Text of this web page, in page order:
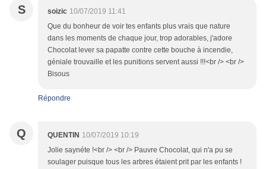
S soizic 10/07/2019 11:41
Que du bonheur de voir tes enfants plus vrais que nature
dans les moments de chaque jour, trop adorables, j'adore
Chocolat lever sa papatte contre cette bouche à incendie,
géniale trouvaille et les punitions servent aussi !!!<br /> <br />
Bisous
Répondre
Q QUENTIN 10/07/2019 10:19
Jolie saynéte !<br /> <br /> Pauvre Chocolat, qui n'a pu se
soulager puisque tous les arbres étaient prit par les enfants !